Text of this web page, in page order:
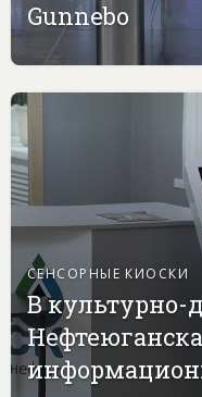
Gunnebo
СЕНСОРНЫЕ КИОСКИ
В культурно-